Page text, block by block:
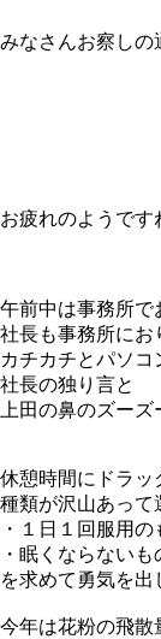
みなさんお察しの
お疲れのようです
午前中は事務所で
社長も事務所にお
カチカチとパソコ
社長の独り言と
上田の鼻のズー
休憩時間にドラッ
種類が沢山あって
・１日１回服用の
・眠くならないも
を求めて勇気を出
今年は花粉の飛散